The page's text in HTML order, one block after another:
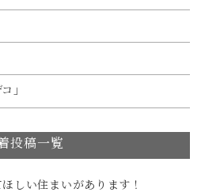
」
投稿一覧
しい住まいがあります！